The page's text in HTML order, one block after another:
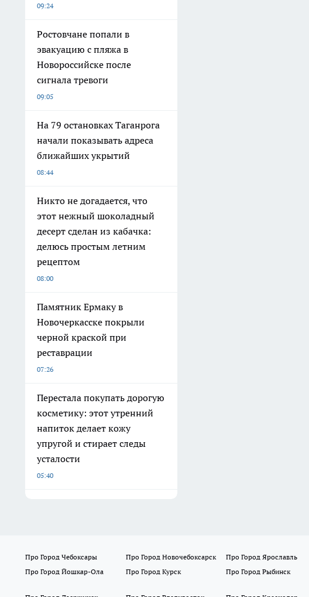
09:24
Ростовчане попали в
эвакуацию с пляжа в
Новороссийске после
сигнала тревоги
09:05
На 79 остановках Таганрога
начали показывать адреса
ближайших укрытий
08:44
Никто не догадается, что
этот нежный шоколадный
десерт сделан из кабачка:
делюсь простым летним
рецептом
08:00
Памятник Ермаку в
Новочеркасске покрыли
черной краской при
реставрации
07:26
Перестала покупать дорогую
косметику: этот утренний
напиток делает кожу
упругой и стирает следы
усталости
05:40
Про Город Чебоксары Про Город Новочебоксарск Про Город Ярославль
Про Город Йошкар-Ола
Про Город Курск Про Город Рыбинск